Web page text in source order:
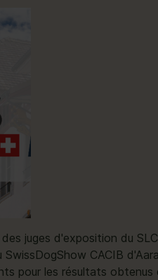
juges d'exposition du
CACIB
pour les résultats obtenus